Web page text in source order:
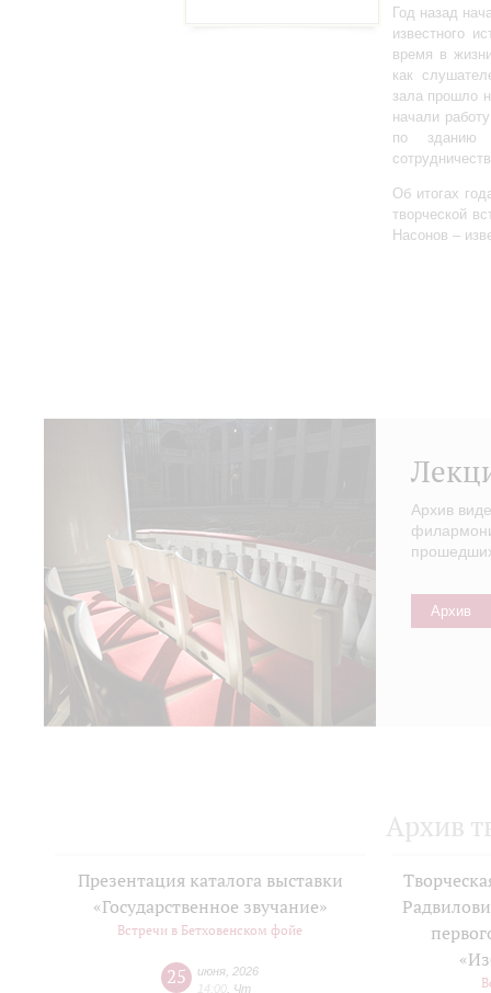
Год назад
известного
время в
как
зала прошло
начали
по зданию
Об итогах
творческой
Насонов –
Архив
Архив
Архив
Презентация каталога выставки
«Государственное звучание»
Встречи в Бетховенском фойе
25 июня 2026
14:00 Чт